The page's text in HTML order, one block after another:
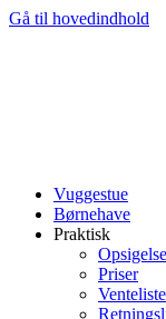
Gå til hovedindhold
Vuggestue
Børnehave
Praktisk
Priser
Venteliste